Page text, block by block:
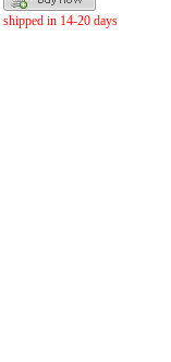
shipped in 14-20 days